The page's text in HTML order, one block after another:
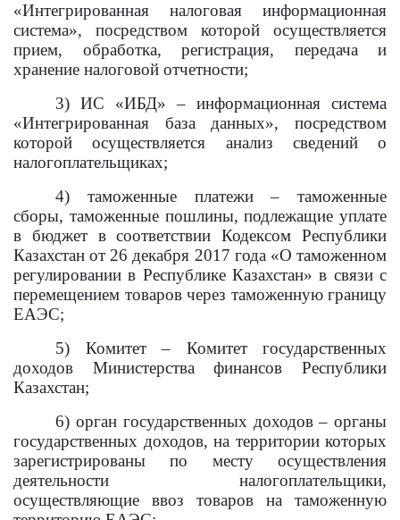
«Интегрированная налоговая информационная
система», посредством которой осуществляется
прием, обработка, регистрация, передача и
хранение налоговой отчетности;
3) ИС «ИБД» – информационная система
«Интегрированная база данных», посредством
которой осуществляется анализ сведений о
налогоплательщиках;
4) таможенные платежи – таможенные
сборы, таможенные пошлины, подлежащие уплате
в бюджет в соответствии Кодексом Республики
Казахстан от 26 декабря 2017 года «О таможенном
регулировании в Республике Казахстан» в связи с
перемещением товаров через таможенную границу
ЕАЭС;
5) Комитет – Комитет государственных
доходов Министерства финансов Республики
Казахстан;
6) орган государственных доходов – органы
государственных доходов, на территории которых
зарегистрированы по месту осуществления
деятельности налогоплательщики,
осуществляющие ввоз товаров на таможенную